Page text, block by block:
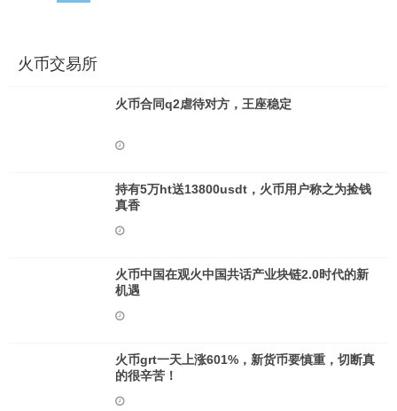
火币交易所
火币合同q2虐待对方，王座稳定
持有5万ht送13800usdt，火币用户称之为捡钱
真香
火币中国在观火中国共话产业块链2.0时代的新
机遇
火币grt一天上涨601%，新货币要慎重，切断真
的很辛苦！